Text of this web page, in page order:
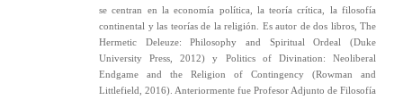
se centran en la economía política, la teoría crítica, la filosofía
continental y las teorías de la religión. Es autor de dos libros, The
Hermetic Deleuze: Philosophy and Spiritual Ordeal (Duke
University Press, 2012) y Politics of Divination: Neoliberal
Endgame and the Religion of Contingency (Rowman and
Littlefield, 2016). Anteriormente fue Profesor Adjunto de Filosofía